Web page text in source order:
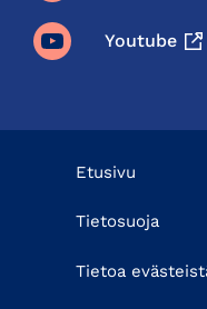
Youtube
Etusivu
Tietosuoja
Tietoa